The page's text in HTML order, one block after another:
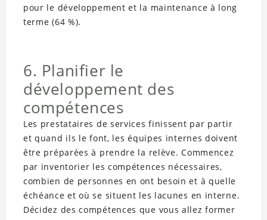
pour le développement et la maintenance à long
terme (64 %).
6. Planifier le
développement des
compétences
Les prestataires de services finissent par partir
et quand ils le font, les équipes internes doivent
être préparées à prendre la relève. Commencez
par inventorier les compétences nécessaires,
combien de personnes en ont besoin et à quelle
échéance et où se situent les lacunes en interne.
Décidez des compétences que vous allez former